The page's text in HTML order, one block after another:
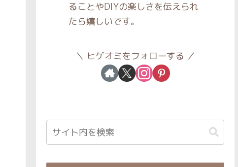
ることやDIYの楽しさを伝えられ
たら嬉しいです。
ヒゲオミをフォローする